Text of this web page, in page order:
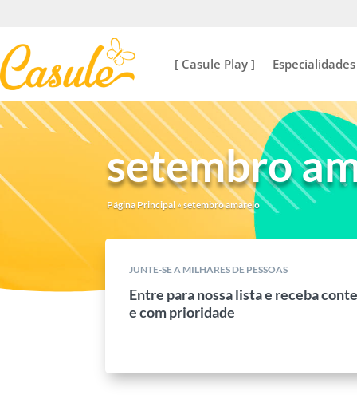
[ Casule Play ] Especialidades
setembro
Página Principal »setembro amarelo
JUNTE-SE A MILHARES DE PESSOAS
Entre para nossa lista e receba
e com prioridade